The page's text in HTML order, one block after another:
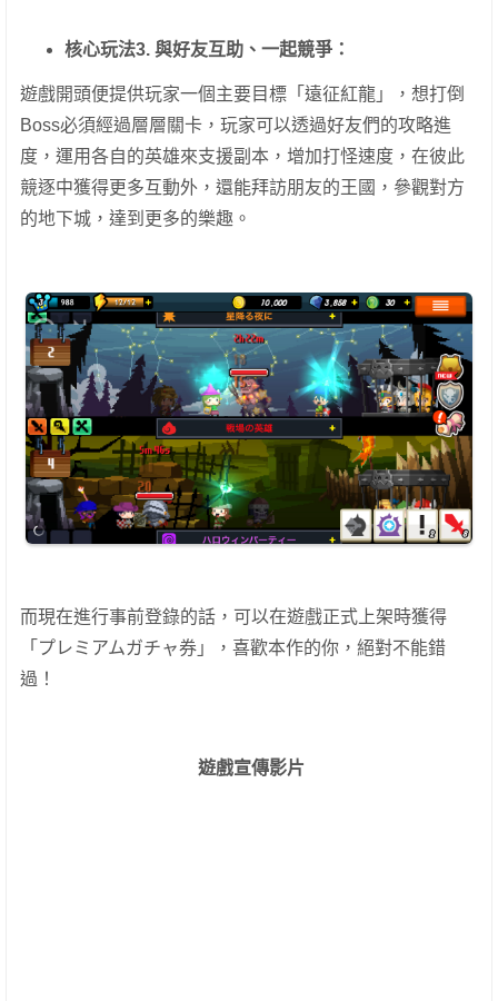
核心玩法3. 與好友互助、一起競爭：
遊戲開頭便提供玩家一個主要目標「遠征紅龍」，想打倒
Boss必須經過層層關卡，玩家可以透過好友們的攻略進
度，運用各自的英雄來支援副本，增加打怪速度，在彼此
競逐中獲得更多互動外，還能拜訪朋友的王國，參觀對方
的地下城，達到更多的樂趣。
而現在進行事前登錄的話，可以在遊戲正式上架時獲得
「プレミアムガチャ券」，喜歡本作的你，絕對不能錯
過！
遊戲宣傳影片